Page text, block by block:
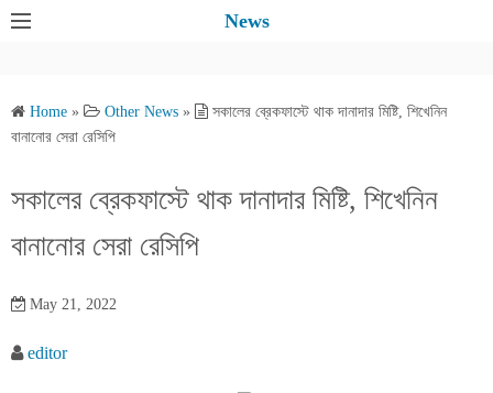
News
Home » Other News »
সকালের ব্রেকফাস্টে থাক দানাদার মিষ্টি, শিখেনিন
বানানোর সেরা রেসিপি
সকালের ব্রেকফাস্টে থাক দানাদার মিষ্টি, শিখেনিন
বানানোর সেরা রেসিপি
May 21, 2022
editor